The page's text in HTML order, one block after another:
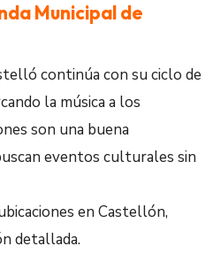
Municipal de
continúa con su ciclo de
la música a los
son una buena
eventos culturales sin
en Castellón,
detallada.